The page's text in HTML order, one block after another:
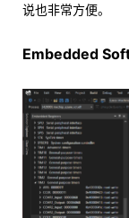
说也非常方便。
Embedded